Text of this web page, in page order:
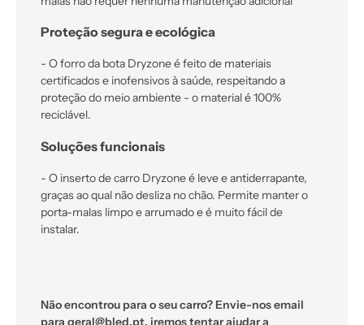
Proteção segura e ecológica
- O forro da bota Dryzone é feito de materiais
certificados e inofensivos à saúde, respeitando a
proteção do meio ambiente - o material é 100%
reciclável.
Soluções funcionais
- O inserto de carro Dryzone é leve e antiderrapante,
graças ao qual não desliza no chão. Permite manter o
porta-malas limpo e arrumado e é muito fácil de
instalar.
Não encontrou para o seu carro? Envie-nos email
para geral@bled.pt, iremos tentar ajudar a